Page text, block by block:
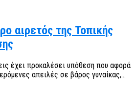
αιρετός της Τοπικής
έχει προκαλέσει υπόθεση που αφορά
απειλές σε βάρος γυναίκας,...